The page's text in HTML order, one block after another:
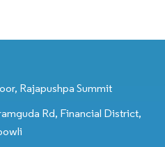
Rajapushpa Summit
Rd, Financial District,